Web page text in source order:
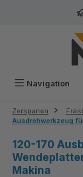
Navigation
Zerspanen
Ausdrehwerkzeug
120-170
Makina